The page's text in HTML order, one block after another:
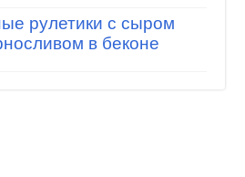
рулетики с сыром
в беконе